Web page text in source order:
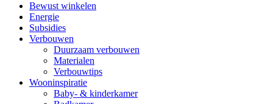
Bewust winkelen
Energie
Subsidies
Verbouwen
Duurzaam verbouwen
Materialen
Verbouwtips
Wooninspiratie
Baby- & kinderkamer